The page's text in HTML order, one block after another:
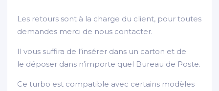
Les retours sont à la charge du client, pour toutes
demandes merci de nous contacter.
Il vous suffira de l’insérer dans un carton et de
le déposer dans n’importe quel Bureau de Poste.
Ce turbo est compatible avec certains modèles